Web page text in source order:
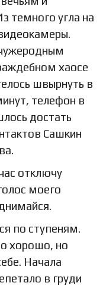
темного угла на
хаосе
швырнуть в
телефон в
достать
Сашкин
отключу
моего
по ступеням.
хорошо, но
Начала
в груди